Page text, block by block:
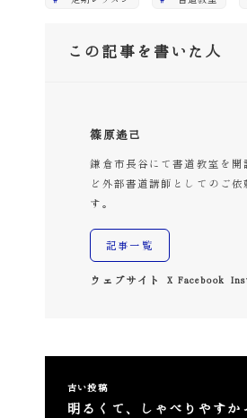
この記事を書いた人
篠原遙己
鎌倉市長谷にて書道教室を
ど外部書道講師としてのご
す。
記事一覧
ウェブサイト X Facebook
古い投稿
明るくて、しゃべりやすか